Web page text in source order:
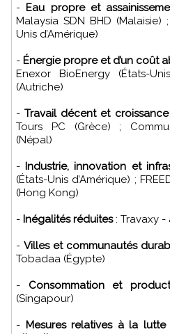
- Eau propre et
Malaysia SDN BHD
Unis d’Amérique)
- Énergie propre et d’un coût
Enexor BioEnergy (États-
(Autriche)
-Travail décent et
Tours PC (Grèce) ;
(Népal)
- Industrie, innovation et
(États-Unis d’Amérique) ;
(Hong Kong)
- Inégalités réduites: Travaxy -
- Villes et communautés
Tobadaa (Égypte)
- Consommation et
(Singapour)
- Mesures relatives à la